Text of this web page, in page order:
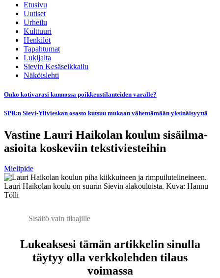
Etusivu
Uutiset
Urheilu
Kulttuuri
Henkilöt
Tapahtumat
Lukijalta
Sievin Kesäseikkailu
Näköislehti
Onko kotivarasi kunnossa poikkeustilanteiden varalle?
SPR:n Sievi-Ylivieskan osasto kutsuu mukaan vähentämään yksinäisyyttä
Vastine Lauri Haikolan koulun sisäilma-
asioita koskeviin tekstiviesteihin
Mielipide
Lauri Haikolan koulu on suurin Sievin alakouluista. Kuva: Hannu
Tölli
Sisältö vain tilaajille
Lukeaksesi tämän artikkelin sinulla
täytyy olla verkkolehden tilaus
voimassa